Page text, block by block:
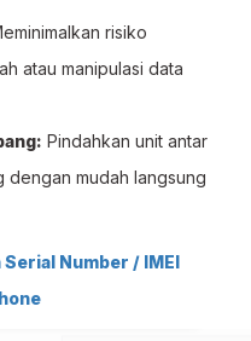
risiko
atau manipulasi data
Pindahkan unit antar
dengan mudah langsung
Serial Number / IMEI